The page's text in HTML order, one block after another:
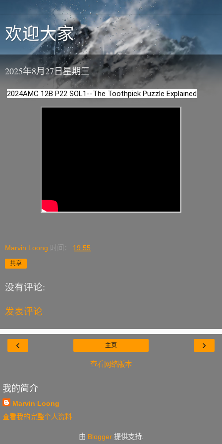
欢迎大家
2025年8月27日星期三
2024AMC 12B P22 SOL1--The Toothpick Puzzle Explained
Marvin Loong 时间： 19:55
共享
没有评论:
发表评论
‹ ›
主页
查看网络版本
我的简介
Marvin Loong
查看我的完整个人资料
由 Blogger提供支持.